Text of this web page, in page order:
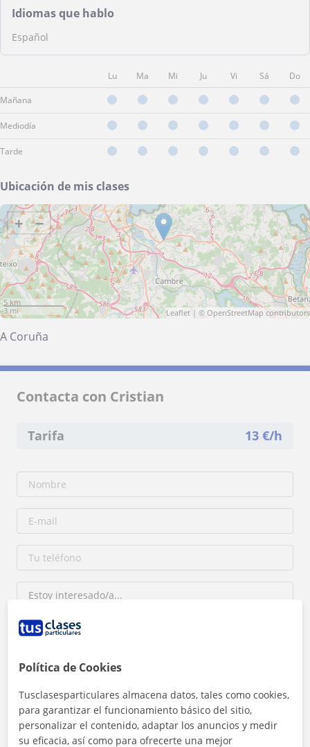
Idiomas que hablo
Español
Lu Ma Mi Ju Vi Sá Do
Mañana
Mediodía
Tarde
Ubicación de mis clases
+ −
5 km
3 mi
Leaflet | © OpenStreetMap contributors
A Coruña
Contacta con Cristian
Tarifa 13 €/h
Al hacer clic, aceptas nuestro
Contactar ahora
Política de Cookies
Tusclasesparticulares almacena datos, tales como cookies,
para garantizar el funcionamiento básico del sitio,
personalizar el contenido, adaptar los anuncios y medir
su eficacia, así como para ofrecerte una mejor